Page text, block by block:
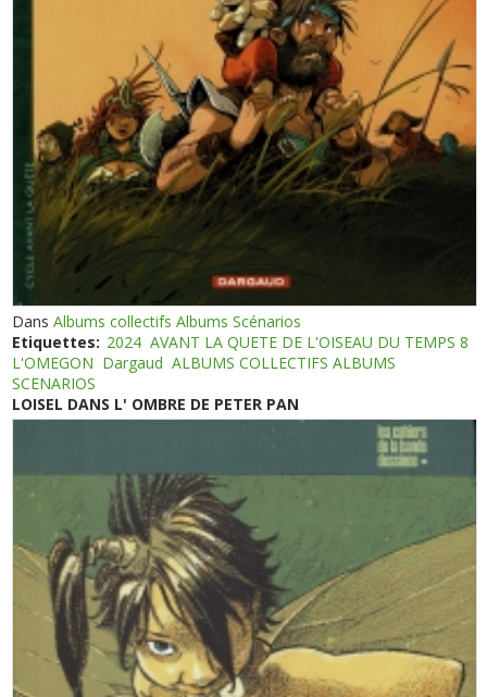
DansAlbums collectifs Albums Scénarios
Etiquettes: 2024 AVANT LA QUETE DE L'OISEAU DU TEMPS 8
L'OMEGON Dargaud ALBUMS COLLECTIFS ALBUMS
SCENARIOS
LOISEL DANS L' OMBRE DE PETER PAN